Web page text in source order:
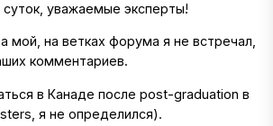
уважаемые эксперты!
мой, на ветках форума я не встречал,
комментариев.
в Канаде после post-graduation в
я не определился).